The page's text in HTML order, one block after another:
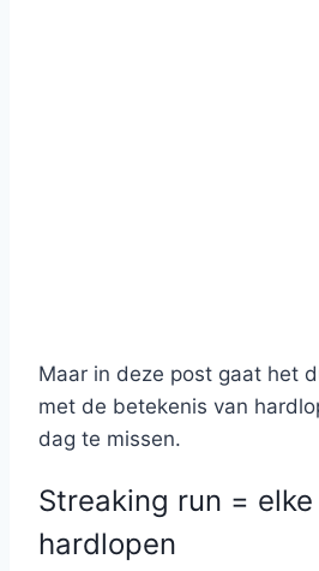
Maar in deze post gaat het
met de betekenis van
dag te missen.
Streaking run =
hardlopen